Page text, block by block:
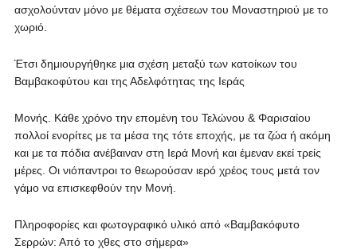
ασχολούνταν μόνο με θέματα σχέσεων του Μοναστηριού με το
χωριό.
Έτσι δημιουργήθηκε μια σχέση μεταξύ των κατοίκων του
Βαμβακοφύτου και της Αδελφότητας της Ιεράς
Μονής. Κάθε χρόνο την επομένη του Τελώνου & Φαρισαίου
πολλοί ενορίτες με τα μέσα της τότε εποχής, με τα ζώα ή ακόμη
και με τα πόδια ανέβαιναν στη Ιερά Μονή και έμεναν εκεί τρείς
μέρες. Οι νιόπαντροι το θεωρούσαν ιερό χρέος τους μετά τον
γάμο να επισκεφθούν την Μονή.
Πληροφορίες και φωτογραφικό υλικό από «Βαμβακόφυτο
Σερρών: Από το χθες στο σήμερα»